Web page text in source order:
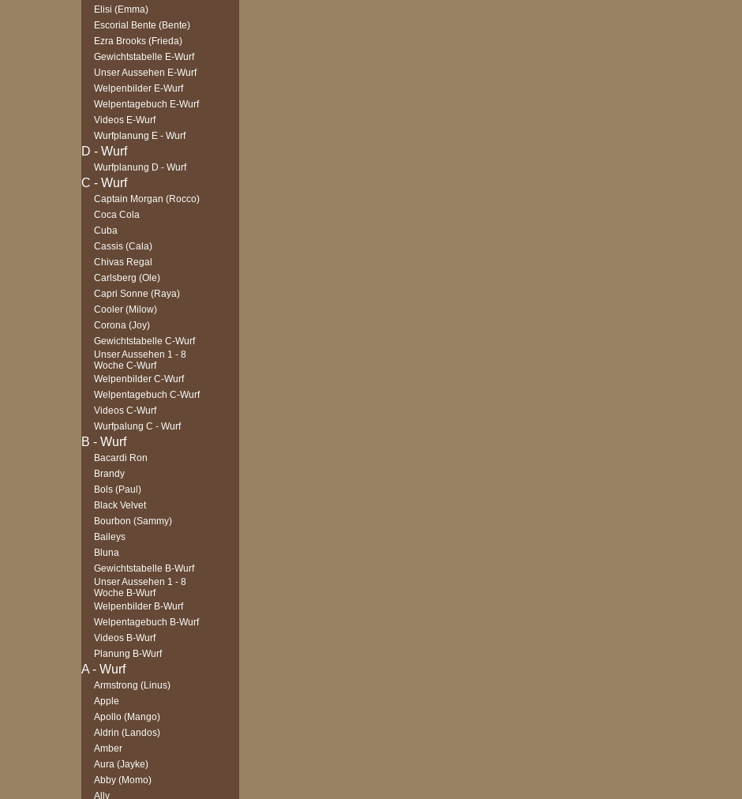
Elisi (Emma)
Escorial Bente (Bente)
Ezra Brooks (Frieda)
Gewichtstabelle E-Wurf
Unser Aussehen E-Wurf
Welpenbilder E-Wurf
Welpentagebuch E-Wurf
Videos E-Wurf
Wurfplanung E - Wurf
Wurfplanung D - Wurf
Captain Morgan (Rocco)
Coca Cola
Cuba
Cassis (Cala)
Chivas Regal
Carlsberg (Ole)
Capri Sonne (Raya)
Cooler (Milow)
Corona (Joy)
Gewichtstabelle C-Wurf
Unser Aussehen 1 - 8
Woche C-Wurf
Welpenbilder C-Wurf
Welpentagebuch C-Wurf
Videos C-Wurf
Wurfpalung C - Wurf
Bacardi Ron
Brandy
Bols (Paul)
Black Velvet
Bourbon (Sammy)
Baileys
Bluna
Gewichtstabelle B-Wurf
Unser Aussehen 1 - 8
Woche B-Wurf
Welpenbilder B-Wurf
Welpentagebuch B-Wurf
Videos B-Wurf
Planung B-Wurf
Armstrong (Linus)
Apple
Apollo (Mango)
Aldrin (Landos)
Amber
Aura (Jayke)
Abby (Momo)
Ally